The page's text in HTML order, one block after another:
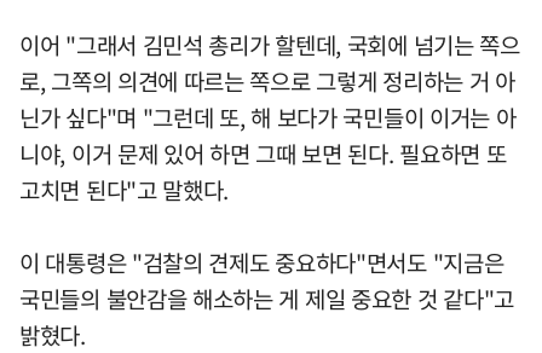
이어 "그래서 김민석 총리가 할텐데, 국회에 넘기는 쪽으
로, 그쪽의 의견에 따르는 쪽으로 그렇게 정리하는 거 아
닌가 싶다"며 "그런데 또, 해 보다가 국민들이 이거는 아
니야, 이거 문제 있어 하면 그때 보면 된다. 필요하면 또
고치면 된다"고 말했다.
이 대통령은 "검찰의 견제도 중요하다"면서도 "지금은
국민들의 불안감을 해소하는 게 제일 중요한 것 같다"고
밝혔다.